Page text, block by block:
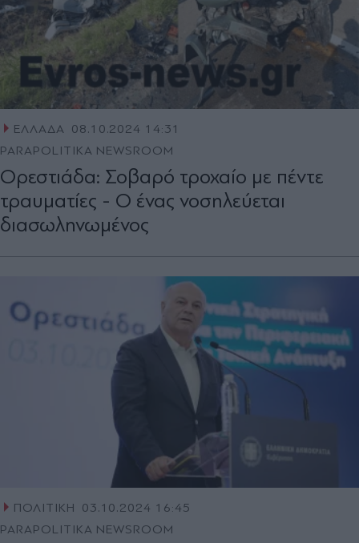
ΕΛΛΑΔΑ
08.10.2024 14:31
PARAPOLITIKA NEWSROOM
Ορεστιάδα: Σοβαρό τροχαίο με πέντε
τραυματίες - Ο ένας νοσηλεύεται
διασωληνωμένος
ΠΟΛΙΤΙΚΗ
03.10.2024 16:45
PARAPOLITIKA NEWSROOM